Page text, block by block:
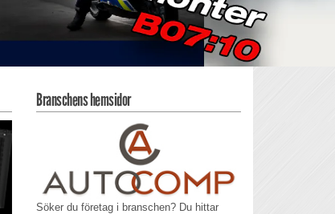
Branschens hemsidor
Söker du företag i branschen? Du hittar